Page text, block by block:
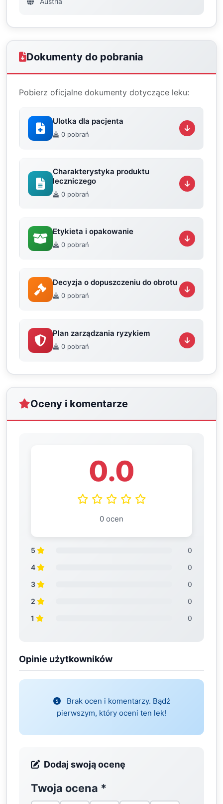
Dokumenty do pobrania
Pobierz oficjalne dokumenty dotyczące leku:
Ulotka dla pacjenta
0 pobrań
Charakterystyka produktu
leczniczego
0 pobrań
Etykieta i opakowanie
0 pobrań
Decyzja o dopuszczeniu do obrotu
0 pobrań
Plan zarządzania ryzykiem
0 pobrań
Oceny i komentarze
0.0
0 ocen
5
0
4
0
3
0
2
0
1
0
Opinie użytkowników
Brak ocen i komentarzy. Bądź
pierwszym, który oceni ten lek!
Dodaj swoją ocenę
Twoja ocena *